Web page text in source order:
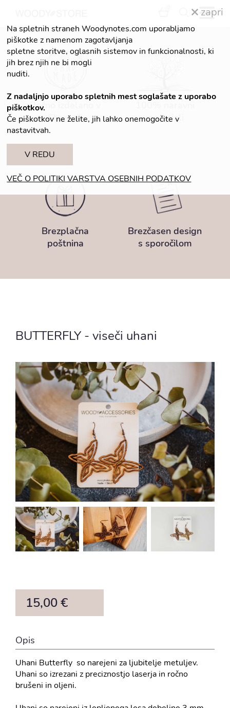
Ročno izdelano v
Sloveniji
materiali
Brezplačna
poštnina
Brezčasen design
s sporočilom
BUTTERFLY - viseči uhani
15,00 €
Opis
Uhani Butterfly so narejeni za ljubitelje metuljev.
Uhani so izrezani z preciznostjo laserja in ročno
brušeni in oljeni.
zapri
Na spletnih straneh Woodynotes.com uporabljamo
piškotke z namenom zagotavljanja
spletne storitve, oglasnih sistemov in funkcionalnosti, ki
jih brez njih ne bi mogli
nuditi.
Z nadaljnjo uporabo spletnih mest soglašate z uporabo
piškotkov.
Če piškotkov ne želite, jih lahko onemogočite v
nastavitvah.
V REDU
VEČ O POLITIKI VARSTVA OSEBNIH PODATKOV